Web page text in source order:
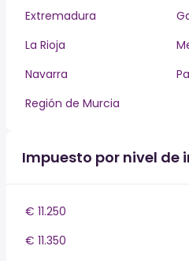
Extremadura
La Rioja
Navarra
Región de Murcia
Impuesto por nivel de
€ 11.250
€ 11.350